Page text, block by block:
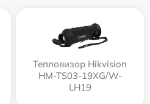
Тепловизор Hikvision
HM-TS03-19XG/W-
LH19